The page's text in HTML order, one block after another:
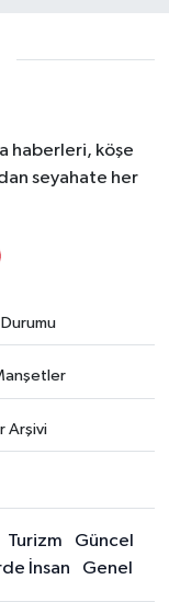
haberleri, köşe
seyahate her
Arşivi
Turizm
Güncel
İnsan Genel